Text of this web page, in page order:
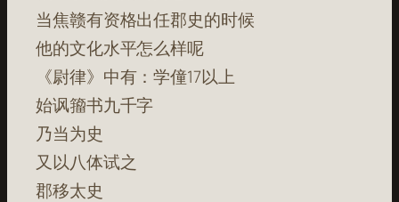
当焦赣有资格出任郡史的时候
他的文化水平怎么样呢
《尉律》中有：学僮17以上
始讽籀书九千字
乃当为史
又以八体试之
郡移太史